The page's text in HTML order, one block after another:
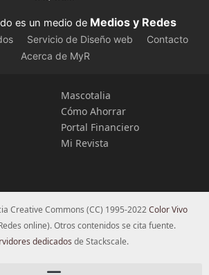
es un medio de Medios y Redes
Servicio de Diseño web
Contacto
Acerca de MyR
Mascotalia
Cómo Ahorrar
Portal Financiero
Mi Revista
Creative Commons (CC) 1995-2022Color Vivo
online). Otros contenidos se cita fuente.
dedicados de Stackscale.